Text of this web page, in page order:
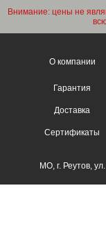
Внимание: цены не
О компании
Гарантия
Доставка
Сертификаты
МО, г. Реутов,